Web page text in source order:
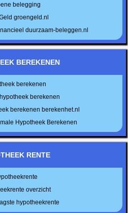
belegging
groengeld.nl
duurzaam-beleggen.nl
BEREKENEN
berekenen
berekenen
berekenen berekenhet.nl
Hypotheek Berekenen
RENTE
overzicht
hypotheekrente